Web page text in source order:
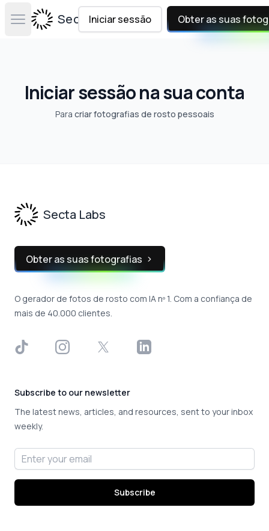
Open main menuSecta Labs
Iniciar sessão Obter as suas
Iniciar sessão na sua conta
Para criar fotografias de rosto pessoais
Secta Labs
Obter as suas fotografias
O gerador de fotos de rosto com IA nº 1. Com a confiança de
mais de 40.000 clientes.
TikTok InstagramX LinkedIn
Subscribe to our newsletter
The latest news, articles, and resources, sent to your inbox
weekly.
Email address
Subscribe